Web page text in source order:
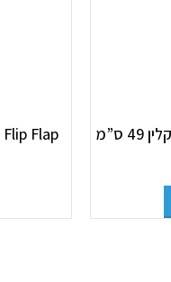
clean כסא רחצה ושירותים קלין 49 ס”מ